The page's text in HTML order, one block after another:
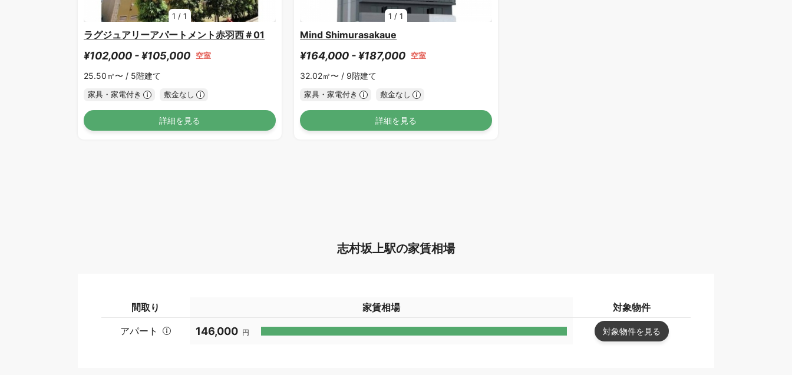
1 /1
ラグジュアリーアパートメント赤羽西＃01
¥102,000 - ¥105,000 空室
25.50㎡〜 / 5階建て
家具・家電付き 敷金なし
詳細を見る
1 /1
Mind Shimurasakaue
¥164,000 - ¥187,000 空室
32.02㎡〜 / 9階建て
家具・家電付き 敷金なし
詳細を見る
志村坂上駅の家賃相場
間取り 家賃相場
対象物件
アパート
146,000 円 対象物件を見る